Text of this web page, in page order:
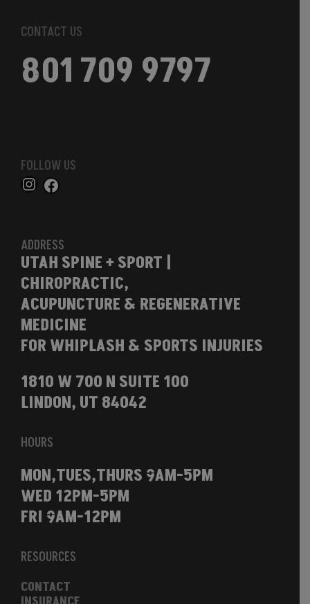
CONTACT US
801 709 9797
FOLLOW US
ADDRESS
UTAH SPINE + SPORT |
CHIROPRACTIC,
ACUPUNCTURE & REGENERATIVE
MEDICINE
FOR WHIPLASH & SPORTS INJURIES
1810 W 700 N SUITE 100
LINDON, UT 84042
HOURS
MON,TUES,THURS 9AM-5PM
WED 12PM-5PM
FRI 9AM-12PM
RESOURCES
CONTACT